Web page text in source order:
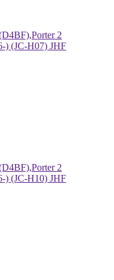
2
) (JC-H07) JHF
2
) (JC-H10) JHF